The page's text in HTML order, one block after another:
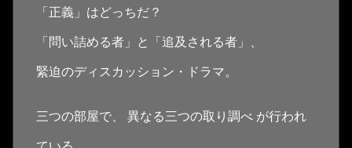
「正義」はどっちだ？
「問い詰める者」と「追及される者」、
緊迫のディスカッション・ドラマ。
三つの部屋で、 異なる三つの取り調べ が行われ